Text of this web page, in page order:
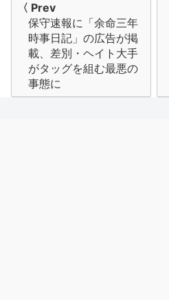
〈 Prev
保守速報に「余命三年
時事日記」の広告が掲
載、差別・ヘイト大手
がタッグを組む最悪の
事態に